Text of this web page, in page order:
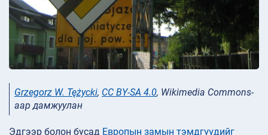
Grzegorz W. Tężycki, CC BY-SA 4.0, Wikimedia Commons-
аар дамжуулан
Эдгээр болон бусад Европын замын тэмдгүүдийг